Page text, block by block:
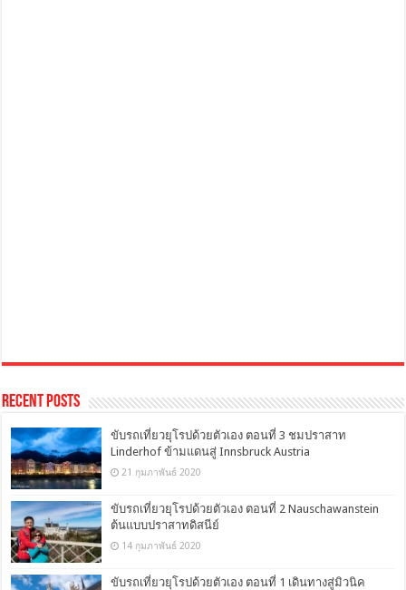
Recent Posts
ขับรถเที่ยวยุโรปด้วยตัวเอง ตอนที่ 3 ชมปราสาท
Linderhof ข้ามแดนสู่ Innsbruck Austria
21 กุมภาพันธ์ 2020
ขับรถเที่ยวยุโรปด้วยตัวเอง ตอนที่ 2 Nauschawanstein
ต้นแบบปราสาทดิสนีย์
14 กุมภาพันธ์ 2020
ขับรถเที่ยวยุโรปด้วยตัวเอง ตอนที่ 1 เดินทางสู่มิวนิค